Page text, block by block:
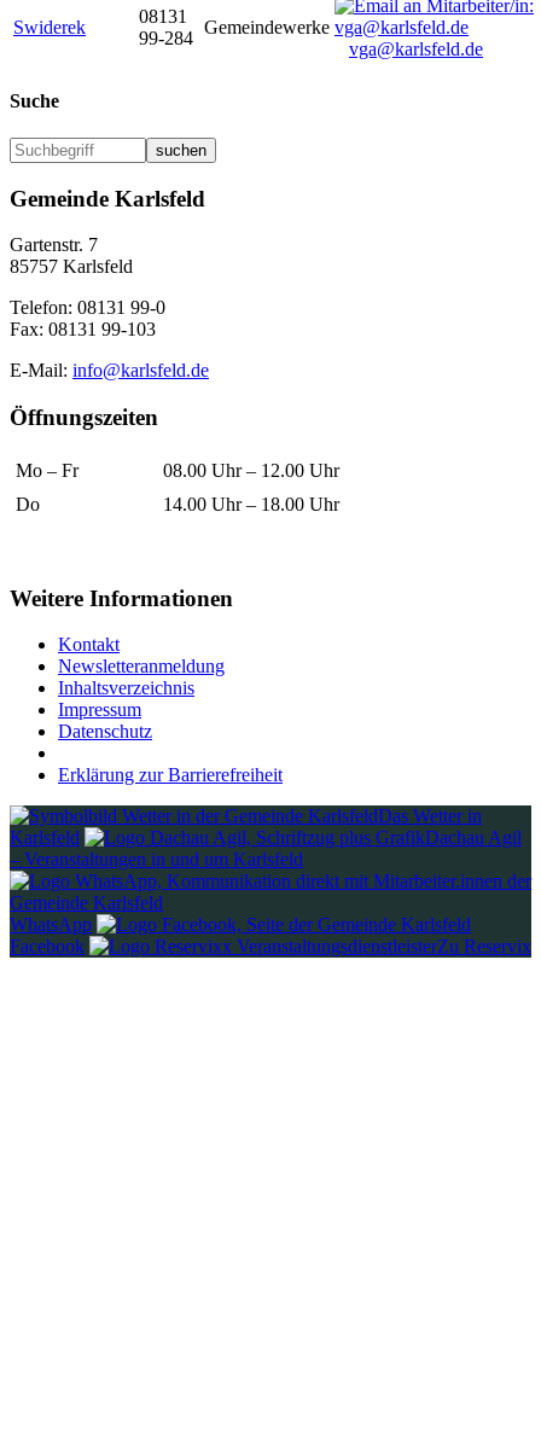
Swiderek
08131
99-284
Gemeindewerke
vga@karlsfeld.de
Suche
suchen
Gemeinde Karlsfeld
Gartenstr. 7
85757 Karlsfeld
Telefon: 08131 99-0
Fax: 08131 99-103
E-Mail: info@karlsfeld.de
Öffnungszeiten
Mo – Fr
08.00 Uhr – 12.00 Uhr
Do
14.00 Uhr – 18.00 Uhr
Weitere Informationen
Kontakt
Newsletteranmeldung
Inhaltsverzeichnis
Impressum
Datenschutz
Erklärung zur Barrierefreiheit
Das Wetter in
Karlsfeld
Dachau Agil
– Veranstaltungen in und um Karlsfeld
WhatsApp
Facebook
Zu Reservix